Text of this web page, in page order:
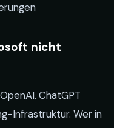
nicht
ChatGPT
Infrastruktur. Wer in